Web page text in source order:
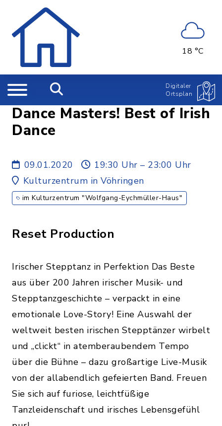
18 °C
Digitaler
Ortsplan
Dance Masters! Best of Irish
Dance
09.01.2020
19:30 Uhr – 23:00 Uhr
Kulturzentrum in Vöhringen
im Kulturzentrum "Wolfgang-Eychmüller-Haus"
Reset Production
Irischer Stepptanz in Perfektion Das Beste
aus über 200 Jahren irischer Musik- und
Stepptanzgeschichte – verpackt in eine
emotionale Love-Story! Eine Auswahl der
weltweit besten irischen Stepptänzer wirbelt
und „clickt“ in atemberaubendem Tempo
über die Bühne – dazu großartige Live-Musik
von der allabendlich gefeierten Band. Freuen
Sie sich auf furiose, leichtfüßige
Tanzleidenschaft und irisches Lebensgefühl